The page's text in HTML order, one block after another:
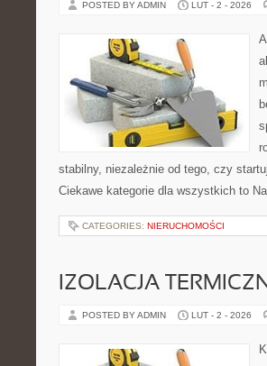
POSTED BY ADMIN LUT - 2 - 2026
stabilny, niezależnie od tego, czy
Ciekawe kategorie dla wszystkich to
CATEGORIES: NIERUCHOMOŚCI
IZOLACJA
POSTED BY ADMIN LUT - 2 - 2026